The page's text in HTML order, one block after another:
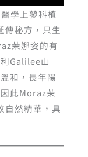
學上蓼科植
秘方，只生
茉娜姿的有
Galilee山
和，長年陽
此Moraz茉
然精華，具